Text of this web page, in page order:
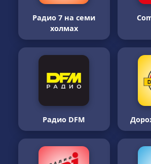
Радио 7 на семи
холмах
Радио DFM